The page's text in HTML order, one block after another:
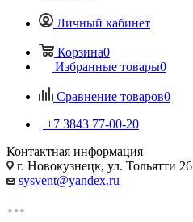
Личный кабинет
Корзина0
Избранные товары0
Сравнение товаров0
+7 3843 77-00-20
Контактная информация
г. Новокузнецк, ул. Тольятти 26
sysvent@yandex.ru